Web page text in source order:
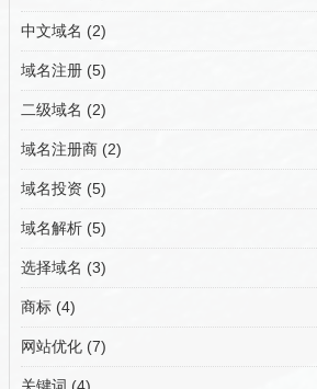
中文域名 (2)
域名注册 (5)
二级域名 (2)
域名注册商 (2)
域名投资 (5)
域名解析 (5)
选择域名 (3)
商标 (4)
网站优化 (7)